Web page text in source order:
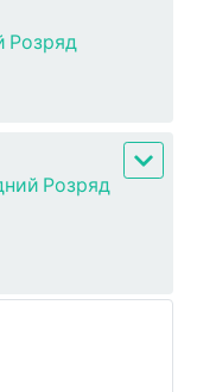
Розряд
Розряд